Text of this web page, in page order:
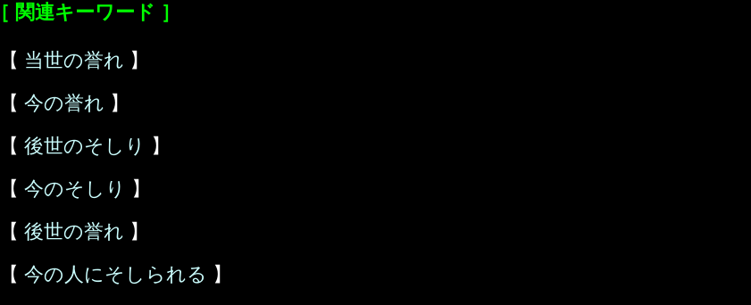
［ 関連キーワード ］
【 当世の誉れ 】
【 今の誉れ 】
【 後世のそしり 】
【 今のそしり 】
【 後世の誉れ 】
【 今の人にそしられる 】